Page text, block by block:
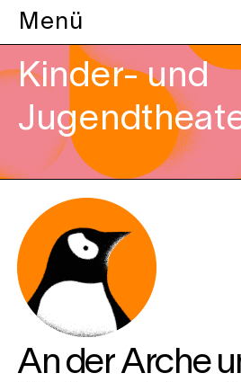
Menü
Kinder- und
An der Arche